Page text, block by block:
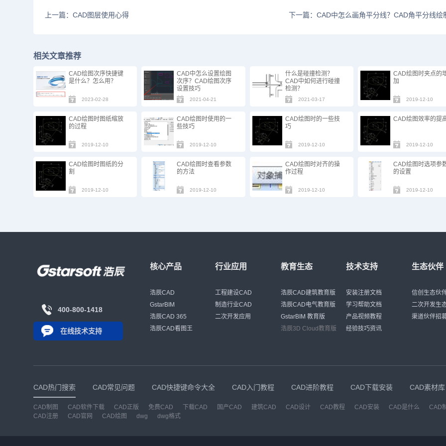
上一篇：CAD图层使用心得 下一篇：CAD中怎么画角平分线？CAD角平分线绘
相关文章推荐
CAD绘图次序快捷键
是什么？怎么用？
2023-02-28
CAD中怎么设置绘图
次序？CAD绘图次序
设置技巧
2021-04-21
什么是碰撞检测？
CAD中如何进行碰撞
检测？
2021-03-17
CAD绘图时夹点的
加
2019-12-10
CAD绘图时图纸缩放
的过程
2019-12-10
CAD绘图时使用的一
些技巧
2019-12-10
CAD绘图时的一些技
巧
2019-12-10
CAD绘图效率的提
2019-12-10
CAD绘图时图纸的分
割
2019-12-10
CAD绘图时查看参数
的方法
2019-12-10
CAD绘图时对齐的操
作过程
2019-12-10
CAD绘图时选项参
的设置
2019-12-10
400-800-1418
在线技术支持
核心产品
浩辰CAD
GstarBIM
浩辰CAD 365
浩辰CAD看图王
行业应用
工程建设CAD
制造行业CAD
二次开发应用
教育生态
浩辰CAD建筑教育版
浩辰CAD电气教育版
GstarBIM 教育版
浩辰3D Cloud教育版
技术支持
安装注册文档
学习帮助文档
产品视频教程
经验技巧资讯
生态伙伴
信创生态伙
二次开发生
渠道伙伴招
CAD热门搜索 CAD常见问题 CAD快捷键命令大全 CAD入门教程 CAD进阶教程 CAD下载安装 CAD素材库
CAD制图 CAD软件下载 CAD正版 免费CAD 下载CAD 国产CAD 建筑CAD CAD设计 CAD教程 CAD安装 CAD是什么 CAD
CAD注册
CAD官网 CAD绘图 dwg dwg格式